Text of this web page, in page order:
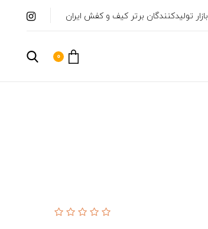
بازار تولیدکنندگان برتر کیف و کفش ایران
0